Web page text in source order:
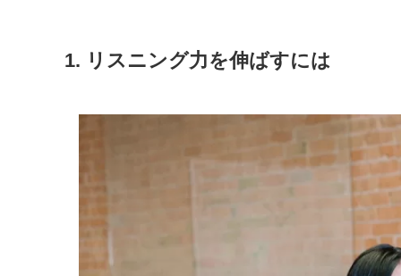
1. リスニング力を伸ばすには